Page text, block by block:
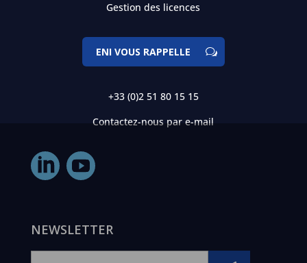
Gestion des licences
ENI VOUS RAPPELLE
+33 (0)2 51 80 15 15
Contactez-nous par e-mail
NEWSLETTER